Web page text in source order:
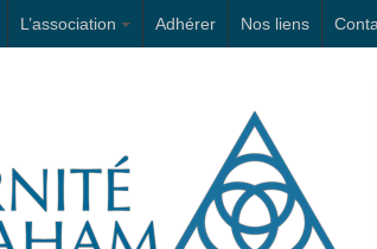
L’association Adhérer Nos liens